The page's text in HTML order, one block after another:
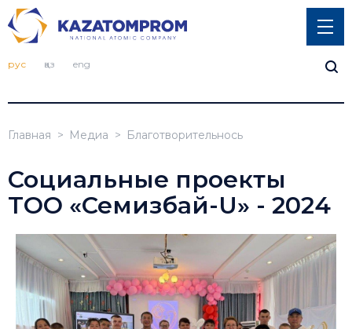
рус қаз eng
Главная Медиа Благотворительнось
Социальные проекты
ТОО «Семизбай-U» - 2024